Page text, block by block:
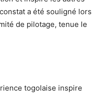
a été souligné lors
de pilotage, tenue le
togolaise inspire